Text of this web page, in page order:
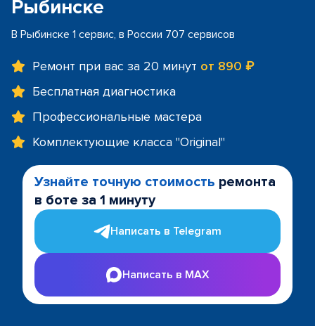
Рыбинске
В Рыбинске 1 сервис, в России 707 сервисов
Ремонт при вас за 20 минут от 890 ₽
Бесплатная диагностика
Профессиональные мастера
Комплектующие класса "Original"
Узнайте точную стоимость ремонта
в боте за 1 минуту
Написать в Telegram
Написать в MAX